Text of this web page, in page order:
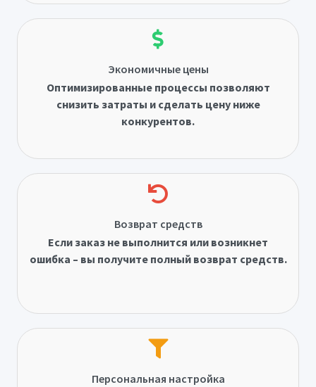
Экономичные цены
Оптимизированные процессы позволяют
снизить затраты и сделать цену ниже
конкурентов.
Возврат средств
Если заказ не выполнится или возникнет
ошибка – вы получите полный возврат средств.
Персональная настройка